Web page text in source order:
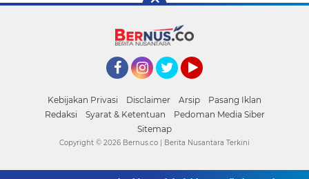
Kebijakan Privasi Disclaimer Arsip
Pasang Iklan
Redaksi
Syarat & Ketentuan
Pedoman Media Siber
Sitemap
Copyright © 2026 Bernus.co | Berita Nusantara Terkini